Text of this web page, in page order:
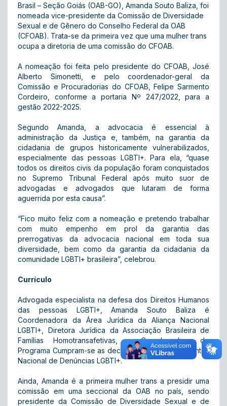
Brasil – Seção Goiás (OAB-GO), Amanda Souto Baliza, foi
nomeada vice-presidente da Comissão de Diversidade
Sexual e de Gênero do Conselho Federal da OAB
(CFOAB). Trata-se da primeira vez que uma mulher trans
ocupa a diretoria de uma comissão do CFOAB.
A nomeação foi feita pelo presidente do CFOAB, José
Alberto Simonetti, e pelo coordenador-geral da
Comissão e Procuradorias do CFOAB, Felipe Sarmento
Cordeiro, conforme a portaria Nº 247/2022, para a
gestão 2022-2025.
Segundo Amanda, a advocacia é essencial à
administração da Justiça e, também, na garantia da
cidadania de grupos historicamente vulnerabilizados,
especialmente das pessoas LGBTI+. Para ela, “quase
todos os direitos civis da população foram conquistados
no Supremo Tribunal Federal após muito suor de
advogadas e advogados que lutaram de forma
aguerrida por esta causa”.
“Fico muito feliz com a nomeação e pretendo trabalhar
com muito empenho em prol da garantia das
prerrogativas da advocacia nacional em toda sua
diversidade, bem como da garantia da cidadania da
comunidade LGBTI+ brasileira”, celebrou.
Currículo
Advogada especialista na defesa dos Direitos Humanos
das pessoas LGBTI+, Amanda Souto Baliza é
Coordenadora da Área Jurídica da Aliança Nacional
LGBTI+, Diretora Jurídica da Associação Brasileira de
Famílias Homotransafetivas, e Coordenadora do
Programa Cumpram-se as decisões do STF e da Central
Nacional de Denúncias LGBTI+.
Ainda, Amanda é a primeira mulher trans a presidir uma
comissão em uma seccional da OAB no país, sendo
presidente da Comissão de Diversidade Sexual e de